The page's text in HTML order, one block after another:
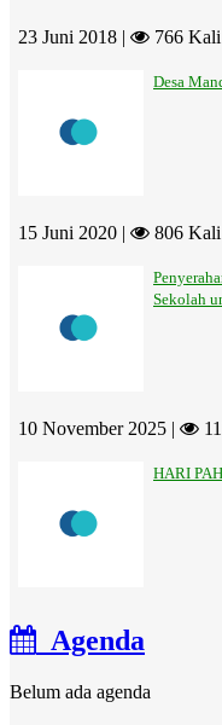
23 Juni 2018 | 766 Kali
Desa
15 Juni 2020 | 806 Kali
Sekolah
10 November 2025 |
HARI
Agenda
Belum ada agenda